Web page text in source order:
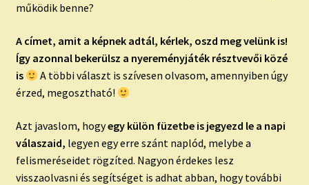
működik benne?
A címet, amit a képnek adtál, kérlek, oszd meg velünk is!
Így azonnal bekerülsz a nyereményjáték résztvevői közé
is
A többi választ is szívesen olvasom, amennyiben úgy
érzed, megosztható!
Azt javaslom, hogyegy külön füzetbe is jegyezd le a napi
válaszaid, legyen egy erre szánt naplód, melybe a
felismeréseidet rögzíted. Nagyon érdekes lesz
visszaolvasni és segítséget is adhat abban, hogy további